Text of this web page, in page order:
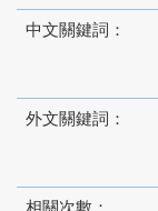
中文關鍵詞：
外文關鍵詞：